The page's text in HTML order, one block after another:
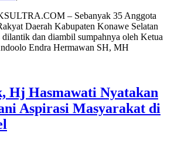
– Sebanyak 35 Anggota
Daerah Kabupaten Konawe Selatan
dan diambil sumpahnya oleh Ketua
Endra Hermawan SH, MH
Hj Hasmawati Nyatakan
Aspirasi Masyarakat di